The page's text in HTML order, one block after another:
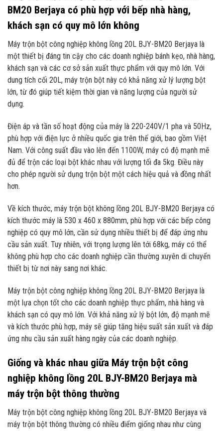
BM20 Berjaya có phù hợp với bếp nhà hàng,
khách sạn có quy mô lớn không
Máy trộn bột công nghiệp không lồng 20L BJY-BM20 Berjaya là
một thiết bị đáng tin cậy cho các doanh nghiệp bánh kẹo, nhà hàng,
khách sạn và các cơ sở sản xuất thực phẩm với quy mô lớn. Với
dung tích cối 20L, máy trộn bột này có khả năng xử lý lượng bột
lớn, từ đó giúp tiết kiệm thời gian và năng lượng của người sử
dụng.
Điện áp và tần số hoạt động của máy là 220-240V/1 pha và 50Hz,
phù hợp với điện lực ở nhiều quốc gia trên thế giới, bao gồm Việt
Nam. Với công suất đầu vào lên đến 1100W, máy có độ mạnh mẽ
đủ để trộn các loại bột khác nhau với lượng tối đa 5kg. Điều này
cho phép người sử dụng trộn bột một cách hiệu quả và đồng nhất
hơn.
Về kích thước, máy trộn bột không lồng 20L BJY-BM20 Berjaya có
kích thước máy là 530 x 460 x 880mm, phù hợp với các bếp công
nghiệp có quy mô lớn, cần sử dụng nhiều thiết bị để đáp ứng nhu
cầu sản xuất. Tuy nhiên, với trọng lượng lên tới 68kg, máy có thể
không phù hợp cho các doanh nghiệp cần thường xuyên di chuyển
thiết bị từ nơi này sang nơi khác.
Máy trộn bột công nghiệp không lồng 20L BJY-BM20 Berjaya là
một lựa chọn tốt cho các doanh nghiệp thực phẩm, nhà hàng và
khách sạn có quy mô lớn. Với khả năng xử lý bột lớn, độ mạnh mẽ
và kích thước phù hợp, máy sẽ giúp tăng hiệu suất sản xuất và đáp
ứng nhu cầu sản xuất hàng ngày của các doanh nghiệp.
Giống và khác nhau giữa Máy trộn bột công
nghiệp không lồng 20L BJY-BM20 Berjaya mà
máy trộn bột thông thường
Máy trộn bột công nghiệp không lồng 20L BJY-BM20 Berjaya và
máy trộn bột thông thường có nhiều điểm giống nhau như cùng